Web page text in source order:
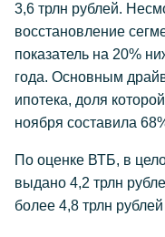
3,6 трлн рублей.
восстановление
показатель на 20%
года. Основным
ипотека, доля
ноября составила
По оценке ВТБ, в
выдано 4,2 трлн
более 4,8 трлн